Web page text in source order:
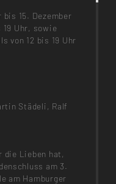
15. Dezember
19 Uhr, sowie
von 12 bis 19 Uhr
Städeli, Ralf
die Lieben hat,
am 3.
am Hamburger